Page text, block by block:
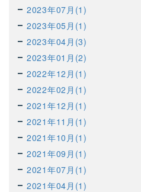
2023年07月(1)
2023年05月(1)
2023年04月(3)
2023年01月(2)
2022年12月(1)
2022年02月(1)
2021年12月(1)
2021年11月(1)
2021年10月(1)
2021年09月(1)
2021年07月(1)
2021年04月(1)